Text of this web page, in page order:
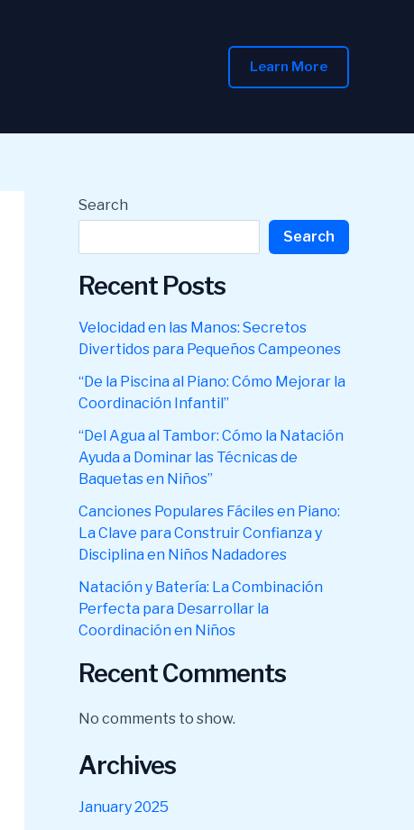
Learn More
Search
Search
Recent Posts
Velocidad en las Manos: Secretos
Divertidos para Pequeños Campeones
“De la Piscina al Piano: Cómo Mejorar la
Coordinación Infantil”
“Del Agua al Tambor: Cómo la Natación
Ayuda a Dominar las Técnicas de
Baquetas en Niños”
Canciones Populares Fáciles en Piano:
La Clave para Construir Confianza y
Disciplina en Niños Nadadores
Natación y Batería: La Combinación
Perfecta para Desarrollar la
Coordinación en Niños
Recent Comments
No comments to show.
Archives
January 2025